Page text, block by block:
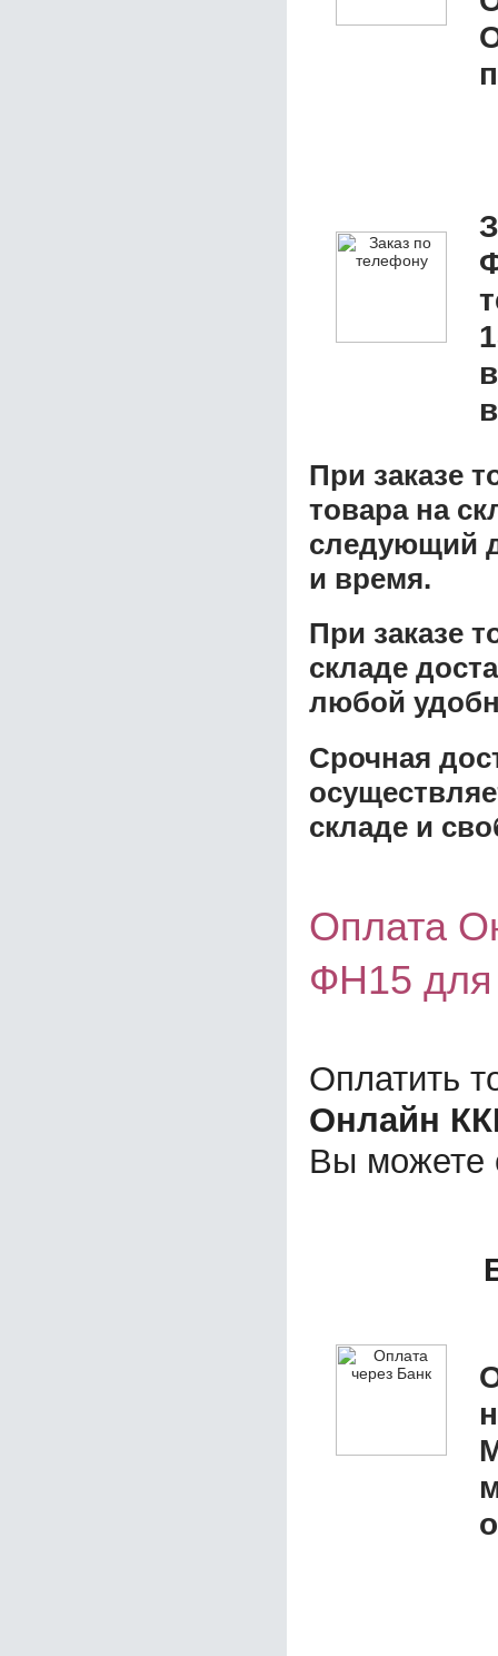
При заказе
товара на
следующий
и время.
При заказе
складе
любой
Срочная
складе и
Оплата
ФН15
Оплатить
Онлайн
Вы можете